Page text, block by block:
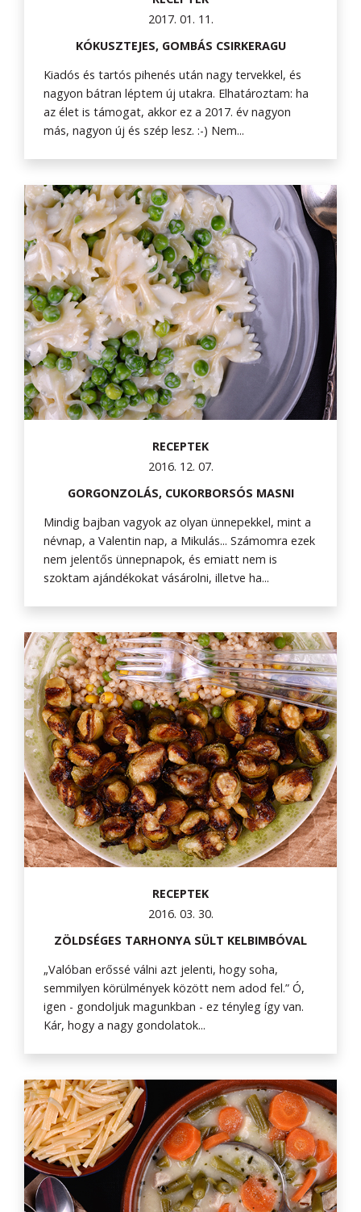
2017. 01. 11.
KÓKUSZTEJES, GOMBÁS CSIRKERAGU
Kiadós és tartós pihenés után nagy tervekkel, és
nagyon bátran léptem új utakra. Elhatároztam: ha
az élet is támogat, akkor ez a 2017. év nagyon
más, nagyon új és szép lesz. :-) Nem...
RECEPTEK
2016. 12. 07.
GORGONZOLÁS, CUKORBORSÓS MASNI
Mindig bajban vagyok az olyan ünnepekkel, mint a
névnap, a Valentin nap, a Mikulás... Számomra ezek
nem jelentős ünnepnapok, és emiatt nem is
szoktam ajándékokat vásárolni, illetve ha...
RECEPTEK
2016. 03. 30.
ZÖLDSÉGES TARHONYA SÜLT KELBIMBÓVAL
„Valóban erőssé válni azt jelenti, hogy soha,
semmilyen körülmények között nem adod fel.” Ó,
igen - gondoljuk magunkban - ez tényleg így van.
Kár, hogy a nagy gondolatok...